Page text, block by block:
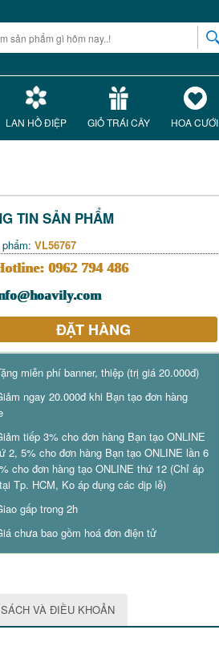
LAN HỒ ĐIỆP GIỎ TRÁI CÂY HOA CƯỚI
TIN SẢN PHẨM
VL56767
0962 794 486
ĐẶT HÀNG
miễn phí banner, thiệp (trị giá 20.000đ)
ngay 20.000đ khi Bạn tạo đơn hàng
tiếp 3% cho đơn hàng Bạn tạo ONLINE
2, 5% cho đơn hàng Bạn tạo ONLINE lần 6
cho đơn hàng tạo ONLINE thứ 12 (Chỉ áp
Tp. HCM, Ko áp dụng các dịp lễ)
gấp trong 2h
chưa bao gồm hoá đơn điện tử
VÀ ĐIỀU KHOẢN